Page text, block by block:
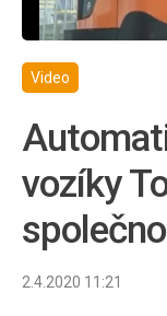
Video
vozíky
2.4.2020 11:21